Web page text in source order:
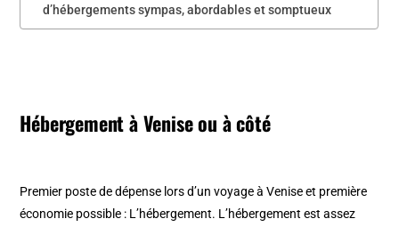
d’hébergements sympas, abordables et somptueux
Hébergement à Venise ou à côté
Premier poste de dépense lors d’un voyage à Venise et première
économie possible : L’hébergement. L’hébergement est assez